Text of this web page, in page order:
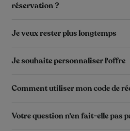
réservation ?
Je veux rester plus longtemps
Je souhaite personnaliser l'offre
Comment utiliser mon code de
Votre question n'en fait-elle pas